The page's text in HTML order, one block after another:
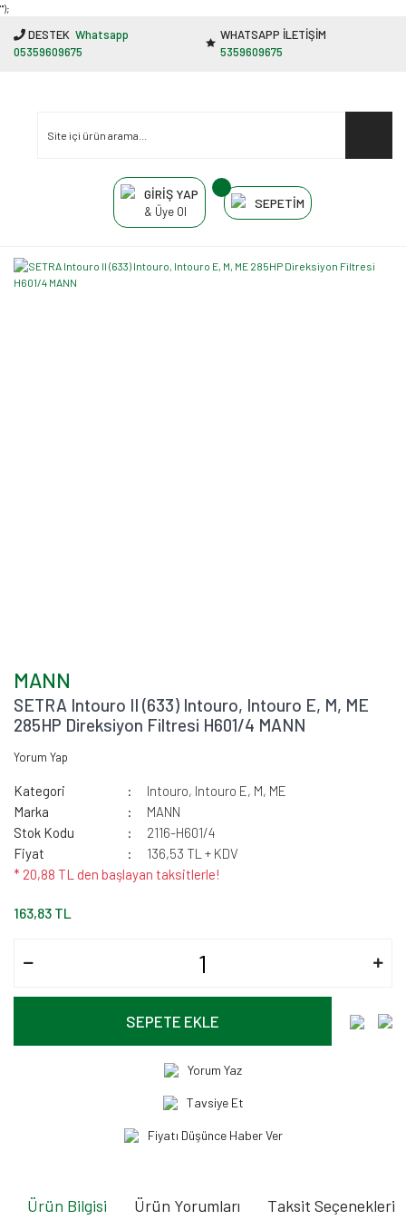
"');
DESTEK Whatsapp
05359609675
WHATSAPP İLETİŞİM
5359609675
GİRİŞ YAP
& Üye Ol
SEPETİM
MANN
SETRA Intouro II (633) Intouro, Intouro E, M, ME
285HP Direksiyon Filtresi H601/4 MANN
Yorum Yap
Kategori
Intouro, Intouro E, M, ME
Marka
MANN
Stok Kodu
2116-H601/4
Fiyat
136,53 TL + KDV
* 20,88 TL den başlayan taksitlerle!
163,83 TL
SEPETE EKLE
Yorum Yaz
Tavsiye Et
Fiyatı Düşünce Haber Ver
Ürün Bilgisi Ürün Yorumları Taksit Seçenekleri